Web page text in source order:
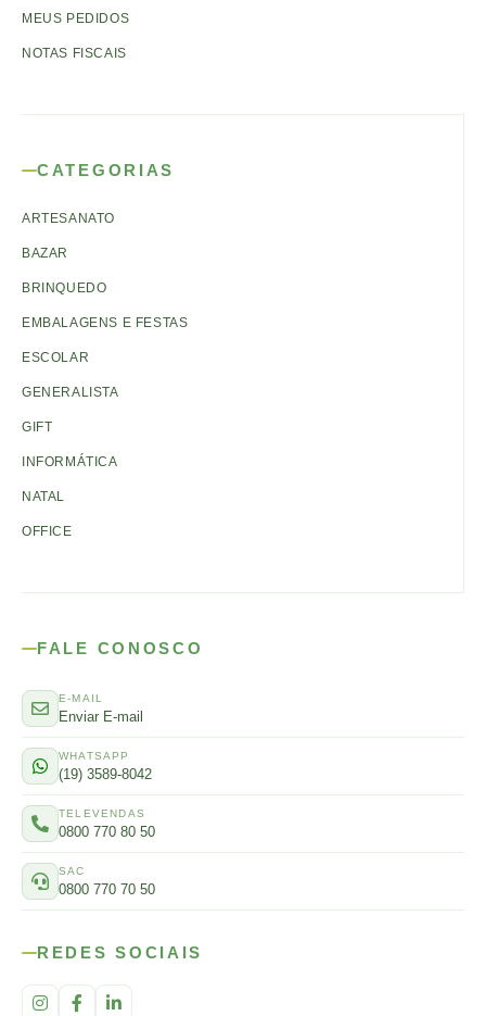
MEUS PEDIDOS
NOTAS FISCAIS
CATEGORIAS
ARTESANATO
BAZAR
BRINQUEDO
EMBALAGENS E FESTAS
ESCOLAR
GENERALISTA
GIFT
INFORMÁTICA
NATAL
OFFICE
FALE CONOSCO
E-MAIL
Enviar E-mail
WHATSAPP
(19) 3589-8042
TELEVENDAS
0800 770 80 50
SAC
0800 770 70 50
REDES SOCIAIS